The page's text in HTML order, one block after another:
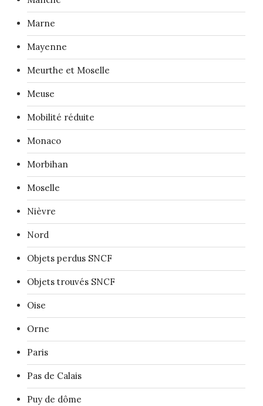
Marne
Mayenne
Meurthe et Moselle
Meuse
Mobilité réduite
Monaco
Morbihan
Moselle
Nièvre
Nord
Objets perdus SNCF
Objets trouvés SNCF
Oise
Orne
Paris
Pas de Calais
Puy de dôme